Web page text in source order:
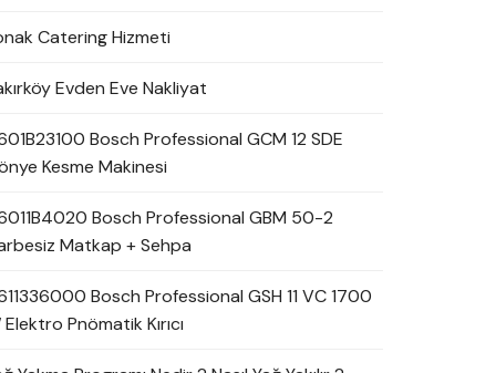
Catering Hizmeti
Evden Eve Nakliyat
Bosch Professional GCM 12 SDE
Kesme Makinesi
Bosch Professional GBM 50-2
Matkap + Sehpa
Bosch Professional GSH 11 VC 1700
Elektro Pnömatik Kırıcı